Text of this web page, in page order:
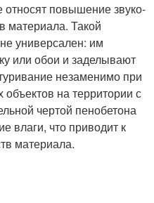
относят повышение звуко-
материала. Такой
универсален: им
или обои и заделывают
незаменимо при
объектов на территории с
чертой пенобетона
влаги, что приводит к
материала.